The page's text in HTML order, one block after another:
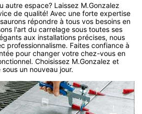
autre espace? Laissez M.Gonzalez
de qualité! Avec une forte expertise
répondre à tous vos besoins en
l'art du carrelage sous toutes ses
aux installations précises, nous
professionnalisme. Faites confiance à
pour changer votre chez-vous en
Choisissez M.Gonzalez et
un nouveau jour.